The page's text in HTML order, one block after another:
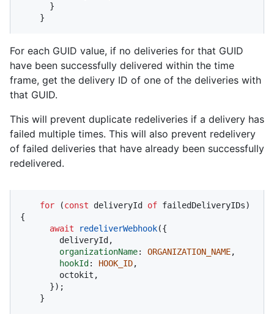
    }
For each GUID value, if no deliveries for that GUID
have been successfully delivered within the time
frame, get the delivery ID of one of the deliveries with
that GUID.
This will prevent duplicate redeliveries if a delivery has
failed multiple times. This will also prevent redelivery
of failed deliveries that have already been successfully
redelivered.
for (const deliveryId of failedDeliveryIDs)
{
await
redeliverWebhook({
organizationName: ORGANIZATION_NAME,
hookId : HOOK_ID,
    }